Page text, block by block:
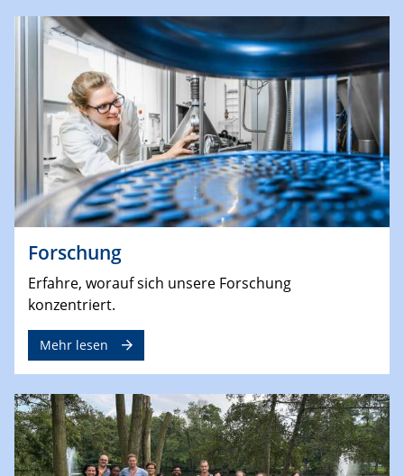
Forschung
Erfahre, worauf sich unsere Forschung
konzentriert.
Mehr lesen